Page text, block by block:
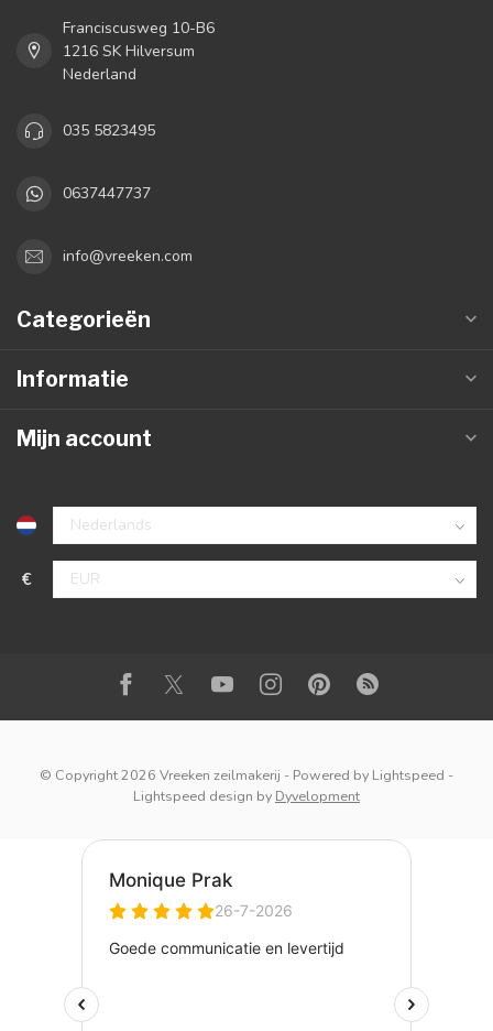
Franciscusweg 10-B6
1216 SK Hilversum
Nederland
035 5823495
0637447737
info@vreeken.com
Categorieën
Informatie
Mijn account
€
© Copyright 2026 Vreeken zeilmakerij - Powered by Lightspeed -
Lightspeed design by Dyvelopment